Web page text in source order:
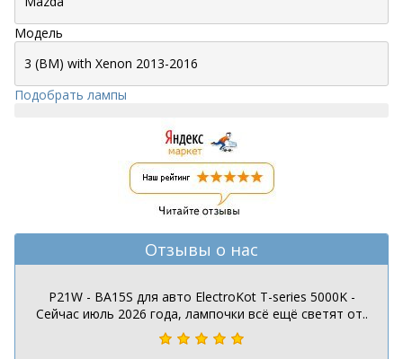
Модель
Подобрать лампы
Отзывы о нас
P21W - BA15S для авто ElectroKot T-series 5000K -
Сейчас июль 2026 года, лампочки всё ещё светят от..